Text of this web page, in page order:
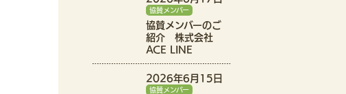
協賛メンバー
協賛メンバーのご
紹介 株式会社
ACE LINE
2026年6月15日
協賛メンバー